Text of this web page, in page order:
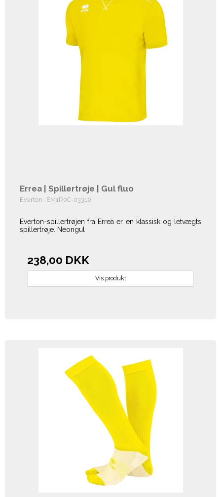
Errea | Spillertrøje | Gul fluo
Everton- EM1R0C-03310
Everton-spillertrøjen fra Erreà er en klassisk og letvægts
spillertrøje. Neongul
238,00 DKK
Vis produkt